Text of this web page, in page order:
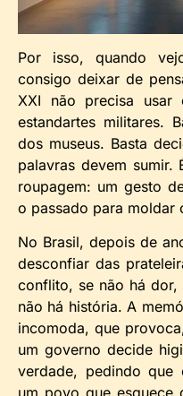
Por isso, quando
consigo deixar de
XXI não precisa usar
estandartes militares.
dos museus. Basta
palavras devem
roupagem: um gesto
o passado para moldar
No Brasil, depois de
desconfiar das
conflito, se não há dor,
não há história. A
incomoda, que
um governo decide
verdade, pedindo que